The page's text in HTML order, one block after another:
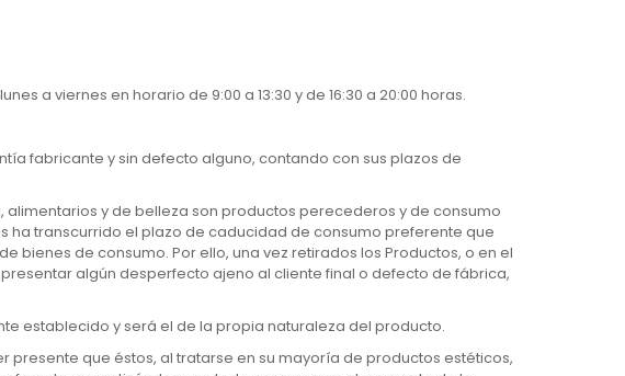
a viernes en horario de 9:00 a 13:30 y de 16:30 a 20:00 horas.
fabricante y sin defecto alguno, contando con sus plazos de
y de belleza son productos perecederos y de consumo
ha transcurrido el plazo de caducidad de consumo preferente que
de consumo. Por ello, una vez retirados los Productos, o en el
algún desperfecto ajeno al cliente final o defecto de fábrica,
establecido y será el de la propia naturaleza del producto.
que éstos, al tratarse en su mayoría de productos estéticos,